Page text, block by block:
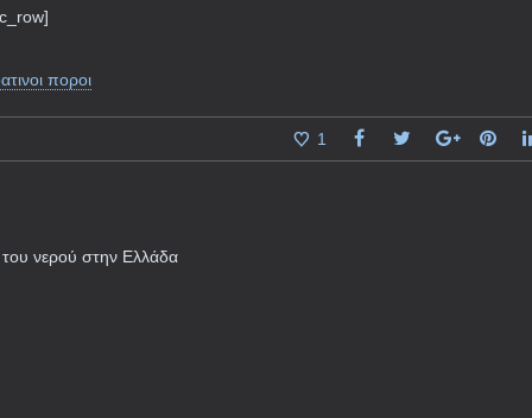
ποροι
1
του νερού στην Ελλάδα